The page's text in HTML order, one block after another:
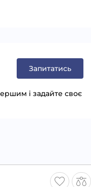
Запитатись
і задайте своє